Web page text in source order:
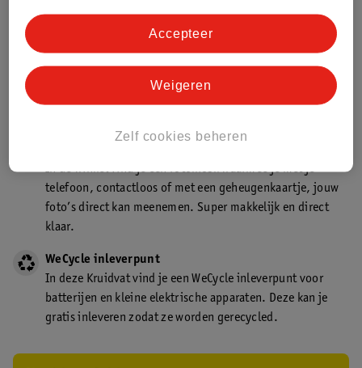
Kruidvat is een gecertificeerd drogist. Dit betekent dat je
In de winkel vind je een fotokiosk waarmee je met je
telefoon, contactloos of met een geheugenkaartje, jouw
foto’s direct kan meenemen. Super makkelijk en direct
klaar.
WeCycle inleverpunt
In deze Kruidvat vind je een WeCycle inleverpunt voor
batterijen en kleine elektrische apparaten. Deze kan je
gratis inleveren zodat ze worden gerecycled.
Zelf cookies beheren
Weigeren
Accepteer